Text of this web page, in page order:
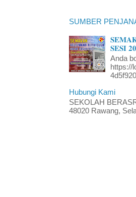
SUMBER
𝐒𝐄𝐒𝐈
Anda
https://
Hubungi Kami
SEKOLAH
48020 Rawang,